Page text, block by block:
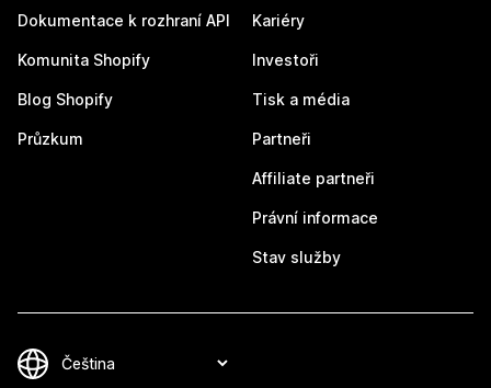
Dokumentace k rozhraní API
Komunita Shopify
Blog Shopify
Průzkum
Kariéry
Investoři
Tisk a média
Partneři
Affiliate partneři
Právní informace
Stav služby